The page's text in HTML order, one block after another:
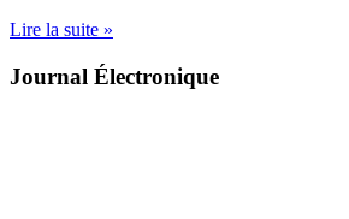
Lire la suite »
Journal Électronique